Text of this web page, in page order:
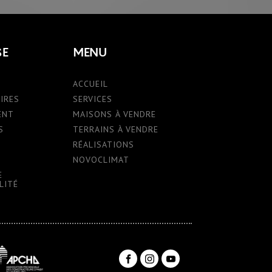
MENU
ACCUEIL
SERVICES
MAISONS À VENDRE
TERRAINS À VENDRE
RÉALISATIONS
NOVOCLIMAT